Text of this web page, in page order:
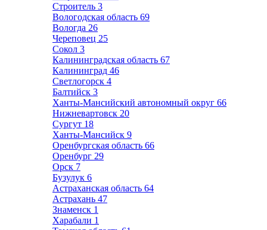
Строитель 3
Вологодская область 69
Вологда 26
Череповец 25
Сокол 3
Калининградская область 67
Калининград 46
Светлогорск 4
Балтийск 3
Ханты-Мансийский автономный округ 66
Нижневартовск 20
Сургут 18
Ханты-Мансийск 9
Оренбургская область 66
Оренбург 29
Орск 7
Бузулук 6
Астраханская область 64
Астрахань 47
Знаменск 1
Харабали 1